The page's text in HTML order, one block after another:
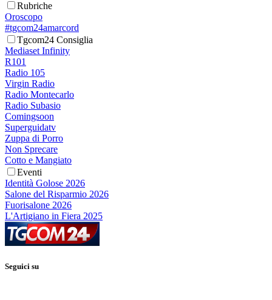
Rubriche
Oroscopo
#tgcom24amarcord
Tgcom24 Consiglia
Mediaset Infinity
R101
Radio 105
Virgin Radio
Radio Montecarlo
Radio Subasio
Comingsoon
Superguidatv
Zuppa di Porro
Non Sprecare
Cotto e Mangiato
Eventi
Identità Golose 2026
Salone del Risparmio 2026
Fuorisalone 2026
L'Artigiano in Fiera 2025
Seguici su